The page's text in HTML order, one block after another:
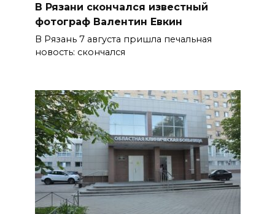
В Рязани скончался известный
фотограф Валентин Евкин
В Рязань 7 августа пришла печальная
новость: скончался